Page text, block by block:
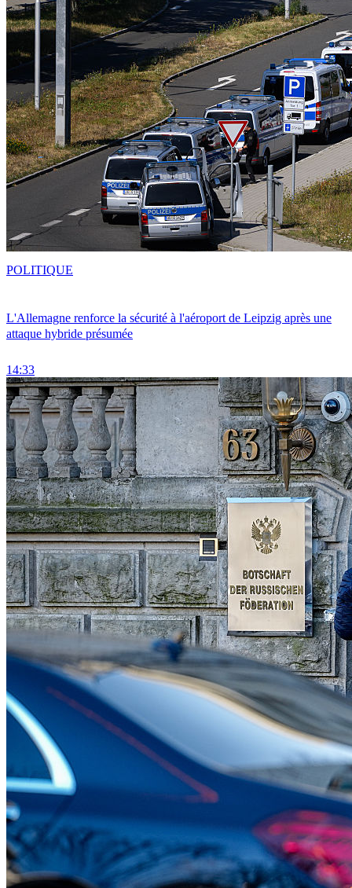
L'Allemagne renforce la sécurité à l'aéroport de Leipzig après une
attaque hybride présumée
14:33
POLITIQUE